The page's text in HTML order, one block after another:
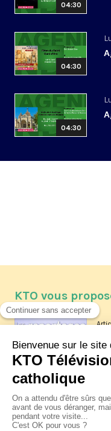
04:30
04:30
04:30
KTO vous